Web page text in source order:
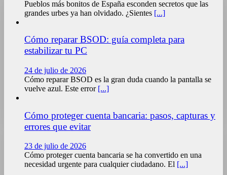
Pueblos más bonitos de España esconden secretos que las
grandes urbes ya han olvidado. ¿Sientes [...]
Cómo reparar BSOD: guía completa para
estabilizar tu PC
24 de julio de 2026
Cómo reparar BSOD es la gran duda cuando la pantalla se
vuelve azul. Este error [...]
Cómo proteger cuenta bancaria: pasos, capturas y
errores que evitar
23 de julio de 2026
Cómo proteger cuenta bancaria se ha convertido en una
necesidad urgente para cualquier ciudadano. El [...]